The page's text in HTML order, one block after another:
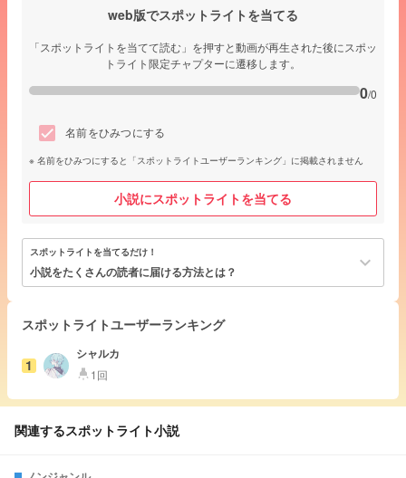
web版でスポットライトを当てる
「スポットライトを当てて読む」を押すと動画が再生された後にスポッ
トライト限定チャプターに遷移します。
0/0
名前をひみつにする
名前をひみつにすると「スポットライトユーザーランキング」に掲載されません
小説にスポットライトを当てる
スポットライトを当てるだけ！
小説をたくさんの読者に届ける方法とは？ keyboard_arrow_down
スポットライトユーザーランキング
1
シャルカ
highlight 1回
関連するスポットライト小説